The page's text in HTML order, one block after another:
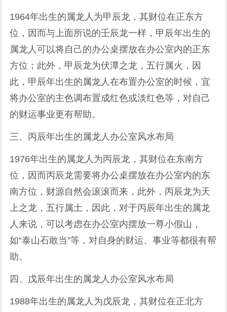
1964年出生的属龙人为甲辰龙，其财位在正东方
位，因而与上面所说的壬辰龙一样，甲辰年出生的
属龙人可以将自己的办公桌摆放在办公室内的正东
方位；此外，甲辰龙为伏潭之龙，五行属火，因
此，甲辰年出生的属龙人在布置办公室的时候，宜
将办公室的主色调布置成红色或淡红色等，对自己
的财运事业更有帮助。
三、丙辰年出生的属龙人办公室风水布局
1976年出生的属龙人为丙辰龙，其财位在东南方
位，因而丙辰龙需要将办公桌摆放在办公室内的东
南方位，财源自然会滚滚而来，此外，丙辰龙为天
上之龙，五行属土，因此，对于丙辰年出生的属龙
人来说，可以考虑在办公室内摆放一尊小假山，
如“泰山石敢当”等，对自身的财运、事业等都很有帮
助。
四、戊辰年出生的属龙人办公室风水布局
1988年出生的属龙人为戊辰龙，其财位在正北方